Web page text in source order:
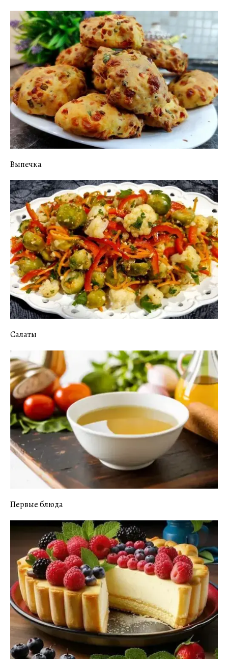
Выпечка
Салаты
Первые блюда